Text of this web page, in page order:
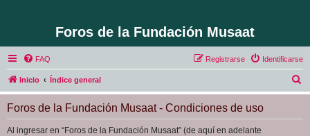
Foros de la Fundación Musaat
FAQ Identificarse
Registrarse
Inicio Índice general
u
Foros de la Fundación Musaat - Condiciones de uso
Al ingresar en “Foros de la Fundación Musaat” (de aquí en adelante